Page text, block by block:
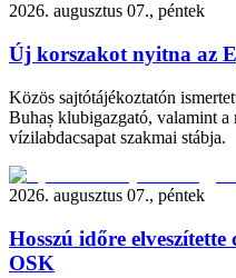
2026. augusztus 07., péntek
Új korszakot nyitna az
Közös sajtótájékoztatón
Buhaș klubigazgató, valamint a
vízilabdacsapat szakmai stábja.
2026. augusztus 07., péntek
Hosszú időre
OSK